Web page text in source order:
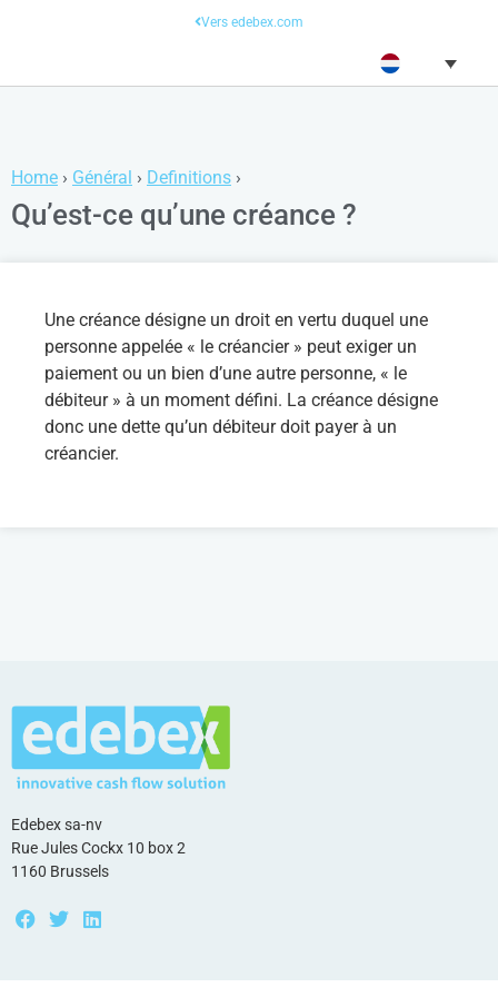
Vers edebex.com
Home › Général › Definitions ›
Qu’est-ce qu’une créance ?
Une créance désigne un droit en vertu duquel une
personne appelée « le créancier » peut exiger un
paiement ou un bien d’une autre personne, « le
débiteur » à un moment défini. La créance désigne
donc une dette qu’un débiteur doit payer à un
créancier.
Edebex sa-nv
Rue Jules Cockx 10 box 2
1160 Brussels